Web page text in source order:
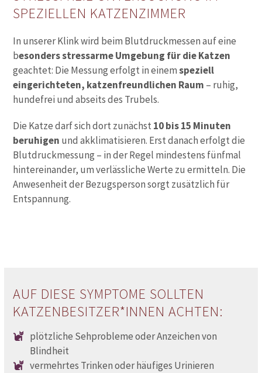
SPEZIELLEN KATZENZIMMER
In unserer Klink wird beim Blutdruckmessen auf eine
besonders stressarme Umgebung für die Katzen
geachtet: Die Messung erfolgt in einemspeziell
eingerichteten, katzenfreundlichen Raum – ruhig,
hundefrei und abseits des Trubels.
Die Katze darf sich dort zunächst 10 bis 15 Minuten
beruhigen und akklimatisieren. Erst danach erfolgt die
Blutdruckmessung – in der Regel mindestens fünfmal
hintereinander, um verlässliche Werte zu ermitteln. Die
Anwesenheit der Bezugsperson sorgt zusätzlich für
Entspannung.
AUF DIESE SYMPTOME SOLLTEN
KATZENBESITZER*INNEN ACHTEN:
plötzliche Sehprobleme oder Anzeichen von
Blindheit
vermehrtes Trinken oder häufiges Urinieren